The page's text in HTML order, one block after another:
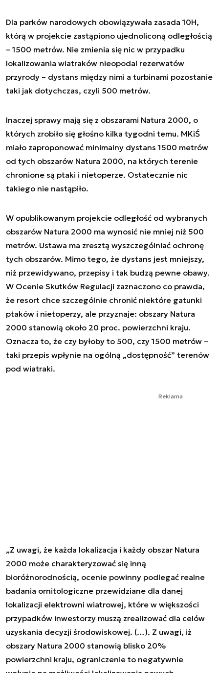
Dla parków narodowych obowiązywała zasada 10H,
którą w projekcie zastąpiono ujednoliconą odległością
– 1500 metrów. Nie zmienia się nic w przypadku
lokalizowania wiatraków nieopodal rezerwatów
przyrody – dystans między nimi a turbinami pozostanie
taki jak dotychczas, czyli 500 metrów.
Inaczej sprawy mają się z obszarami Natura 2000, o
których zrobiło się głośno kilka tygodni temu. MKiŚ
miało zaproponować minimalny dystans 1500 metrów
od tych obszarów Natura 2000, na których terenie
chronione są ptaki i nietoperze. Ostatecznie nic
takiego nie nastąpiło.
W opublikowanym projekcie odległość od wybranych
obszarów Natura 2000 ma wynosić nie mniej niż 500
metrów. Ustawa ma zresztą wyszczególniać ochronę
tych obszarów. Mimo tego, że dystans jest mniejszy,
niż przewidywano, przepisy i tak budzą pewne obawy.
W Ocenie Skutków Regulacji zaznaczono co prawda,
że resort chce szczególnie chronić niektóre gatunki
ptaków i nietoperzy, ale przyznaje: obszary Natura
2000 stanowią około 20 proc. powierzchni kraju.
Oznacza to, że czy byłoby to 500, czy 1500 metrów –
taki przepis wpłynie na ogólną „dostępność” terenów
pod wiatraki.
Reklama
„Z uwagi, że każda lokalizacja i każdy obszar Natura
2000 może charakteryzować się inną
bioróżnorodnością, ocenie powinny podlegać realne
badania ornitologiczne przewidziane dla danej
lokalizacji elektrowni wiatrowej, które w większości
przypadków inwestorzy muszą zrealizować dla celów
uzyskania decyzji środowiskowej. (…). Z uwagi, iż
obszary Natura 2000 stanowią blisko 20%
powierzchni kraju, ograniczenie to negatywnie